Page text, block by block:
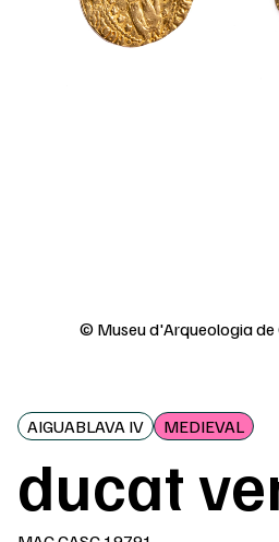
© Museu d'Arqueologia de
AIGUABLAVA IV MEDIEVAL
ducat